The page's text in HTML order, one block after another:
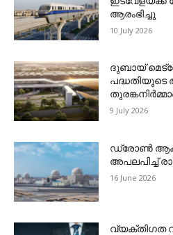
ആരംഭിച്ചു
10 July 2026
ദുബായ്
പദ്ധതിയുടെ
9 July 2026
ഡ്രോണ്‍
അപലപിച്ച്
16 June 2026
വ്യക്തിഗത